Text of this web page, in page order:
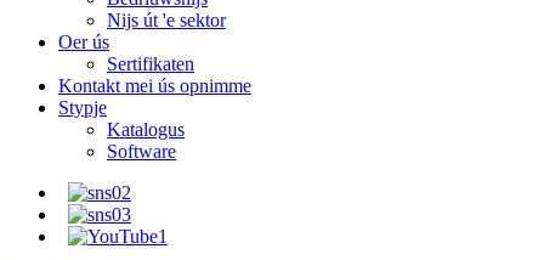
Nijs út 'e sektor
Oer ús
Sertifikaten
Kontakt mei ús opnimme
Stypje
Katalogus
Software